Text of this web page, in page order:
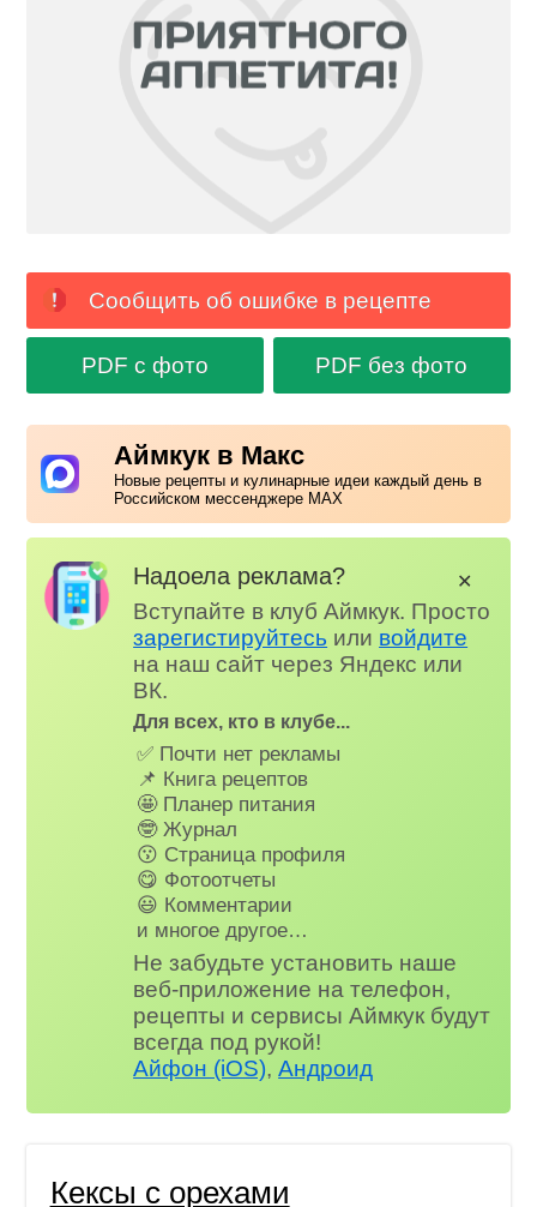
Сообщить об ошибке в рецепте
PDF с фото PDF без фото
Аймкук в Макс
Новые рецепты и кулинарные идеи каждый день в
Российском мессенджере MAX
Надоела реклама?
Вступайте в клуб Аймкук. Просто
зарегистируйтесь или войдите
на наш сайт через Яндекс или
ВК.
Для всех, кто в клубе...
✅ Почти нет рекламы
📌 Книга рецептов
🤩 Планер питания
🤓 Журнал
😗 Страница профиля
😋 Фотоотчеты
😃 Комментарии
и многое другое…
Не забудьте установить наше
веб-приложение на телефон,
рецепты и сервисы Аймкук будут
всегда под рукой!
Айфон (iOS),Андроид
✕
Кексы с орехами